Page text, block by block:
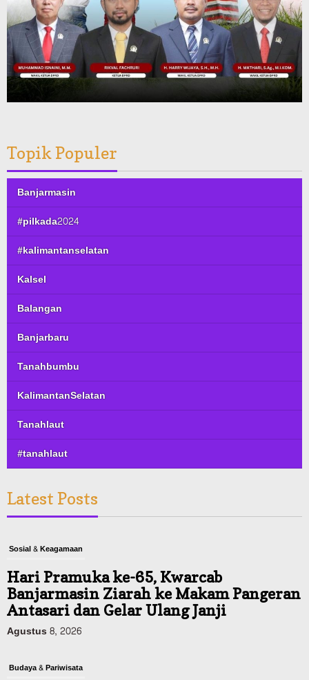
Topik Populer
Banjarmasin
#pilkada2024
#kalimantanselatan
Kalsel
Balangan
Banjarbaru
Tanahbumbu
KalimantanSelatan
Tanahlaut
#tanahlaut
Latest Posts
Sosial & Keagamaan
Hari Pramuka ke-65, Kwarcab
Banjarmasin Ziarah ke Makam Pangeran
Antasari dan Gelar Ulang Janji
Agustus 8, 2026
Budaya & Pariwisata